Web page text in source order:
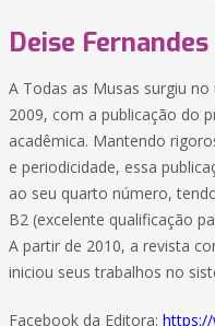
Deise
A Todas as Musas surgiu
2009, com a publicação do
acadêmica. Mantendo
e periodicidade, essa
ao seu quarto número,
B2 (excelente qualificação
A partir de 2010, a revista
iniciou seus trabalhos no
Facebook da Editora: